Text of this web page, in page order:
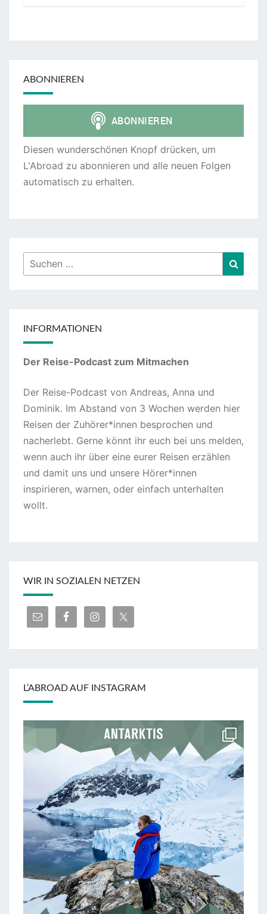
ABONNIEREN
Diesen wunderschönen Knopf drücken, um
L'Abroad zu abonnieren und alle neuen Folgen
automatisch zu erhalten.
Suchen
nach:
INFORMATIONEN
Der Reise-Podcast zum Mitmachen
Der Reise-Podcast von Andreas, Anna und
Dominik. Im Abstand von 3 Wochen werden hier
Reisen der Zuhörer*innen besprochen und
nacherlebt. Gerne könnt ihr euch bei uns melden,
wenn auch ihr über eine eurer Reisen erzählen
und damit uns und unsere Hörer*innen
inspirieren, warnen, oder einfach unterhalten
wollt.
WIR IN SOZIALEN NETZEN
L’ABROAD AUF INSTAGRAM